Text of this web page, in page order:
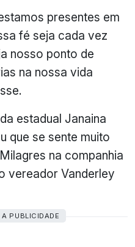
presentes em
fé seja cada vez
nosso ponto de
na nossa vida
estadual Janaina
que se sente muito
na companhia
vereador Vanderley
PUBLICIDADE